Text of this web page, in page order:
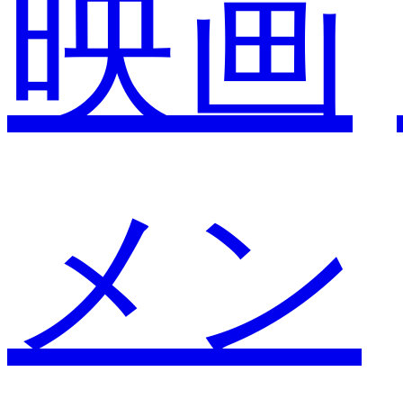
映画
メン